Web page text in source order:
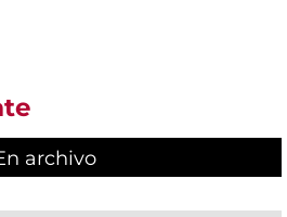
archivo